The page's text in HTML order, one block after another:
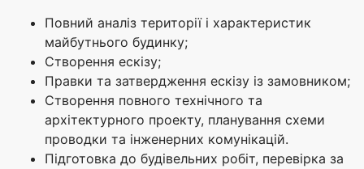
Повний аналіз території і характеристик
майбутнього будинку;
Створення ескізу;
Правки та затвердження ескізу із замовником;
Створення повного технічного та
архітектурного проекту, планування схеми
проводки та інженерних комунікацій.
Підготовка до будівельних робіт, перевірка за